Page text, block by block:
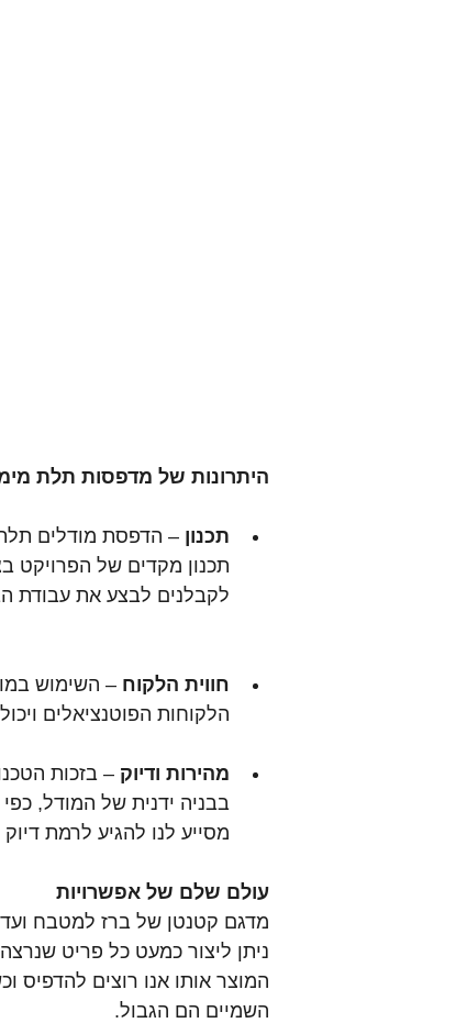
היתרונות של מדפסות תלת
תכנון – הדפסת מודלים
תכנון מקדים של הפרויקט
לקבלנים לבצע את עבודת
חווית הלקוח – השימוש
הלקוחות הפוטנציאלים
מהירות ודיוק – בזכות
בבניה ידנית של המודל,
מסייע לנו להגיע לרמת
עולם שלם של אפשרויות
מדגם קטנטן של ברז למטבח
ניתן ליצור כמעט כל פריט
המוצר אותו אנו רוצים
השמיים הם הגבול.